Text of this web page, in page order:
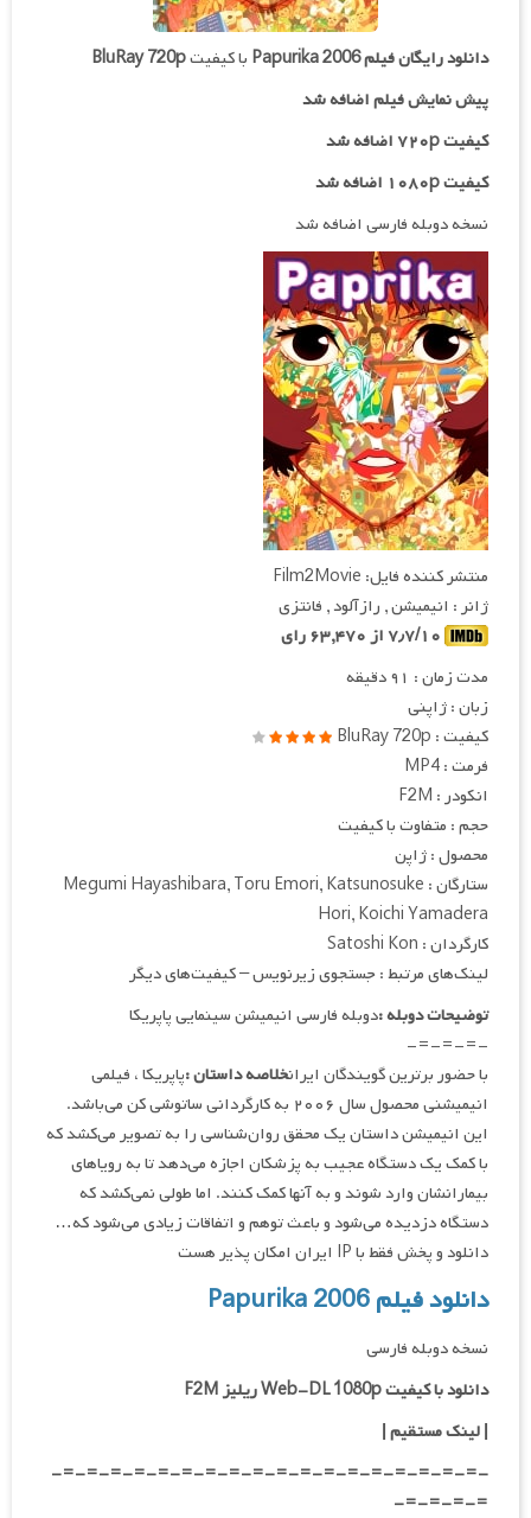
دانلود رایگان فیلمPapurika 2006 با کیفیتBluRay 720p
پیش نمایش فیلم اضافه شد
کیفیت ۷۲۰p اضافه شد
کیفیت ۱۰۸۰p اضافه شد
نسخه دوبله فارسی اضافه شد
منتشر کننده فایل: Film2Movie
ژانر : انیمیشن , رازآلود , فانتزی
مدت زمان : ۹۱ دقیقه
زبان : ژاپنی
کیفیت : BluRay 720p
فرمت : MP4
انکودر : F2M
حجم : متفاوت با کیفیت
محصول : ژاپن
ستارگان : Megumi Hayashibara, Toru Emori, Katsunosuke
Hori, Koichi Yamadera
کارگردان : Satoshi Kon
لینک‌های مرتبط : جستجوی زیرنویس – کیفیت‌های دیگر
توضیحات دوبله :دوبله فارسی انیمیشن سینمایی پاپریکا
-=-=-=-
با حضور برترین گویندگان ایرانخلاصه داستان :پاپریکا ، فیلمی
انیمیشنی محصول سال ۲۰۰۶ به کارگردانی ساتوشی کن می‌باشد.
این انیمیشن داستان یک محقق روان‌شناسی را به تصویر می‌کشد که
با کمک یک دستگاه عجیب به پزشکان اجازه می‌دهد تا به رویاهای
بیمارانشان وارد شوند و به آنها کمک کنند. اما طولی نمی‌کشد که
دستگاه دزدیده می‌شود و باعث توهم و اتفاقات زیادی می‌شود که…
دانلود و پخش فقط با IP ایران امکان پذیر هست
دانلود فیلم Papurika 2006
نسخه دوبله فارسی
دانلود با کیفیت Web-DL 1080p ریلیز F2M
|لینک مستقیم|
-=-=-=-=-=-=-=-=-=-=-=-=-=-=-=-=-=-=-
=-=-=-=-